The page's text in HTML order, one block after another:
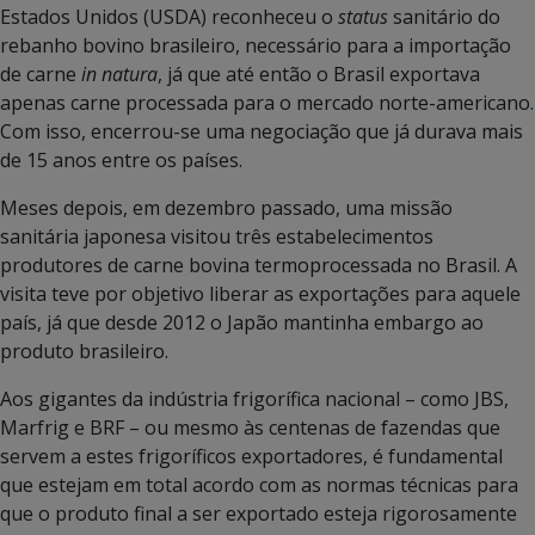
Estados Unidos (USDA) reconheceu o statussanitário do
rebanho bovino brasileiro, necessário para a importação
de carne in natura, já que até então o Brasil exportava
apenas carne processada para o mercado norte-americano.
Com isso, encerrou-se uma negociação que já durava mais
de 15 anos entre os países.
Meses depois, em dezembro passado, uma missão
sanitária japonesa visitou três estabelecimentos
produtores de carne bovina termoprocessada no Brasil. A
visita teve por objetivo liberar as exportações para aquele
país, já que desde 2012 o Japão mantinha embargo ao
produto brasileiro.
Aos gigantes da indústria frigorífica nacional – como JBS,
Marfrig e BRF – ou mesmo às centenas de fazendas que
servem a estes frigoríficos exportadores, é fundamental
que estejam em total acordo com as normas técnicas para
que o produto final a ser exportado esteja rigorosamente